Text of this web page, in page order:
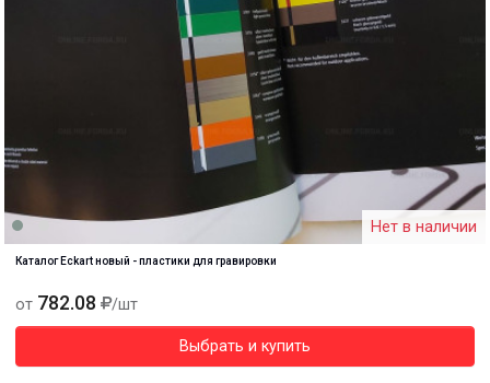
Нет в наличии
Каталог Eckart новый - пластики для гравировки
от 782.08 /шт
Выбрать и купить